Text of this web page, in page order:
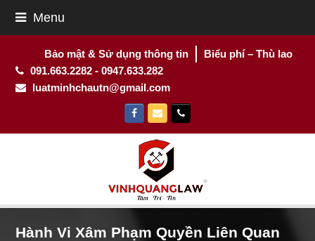
Menu
Bảo mật & Sử dụng thông tin
Biểu phí – Thù lao
091.663.2282 - 0947.633.282
luatminhchautn@gmail.com
Facebook
EmailPhone
Hành Vi Xâm Phạm Quyền Liên Quan